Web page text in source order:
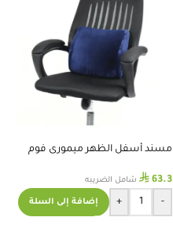
مسند أسفل الظهر ميمورى فوم
⃁ 63.3 شامل الضريبه
-
+ إضافة إلى السلة